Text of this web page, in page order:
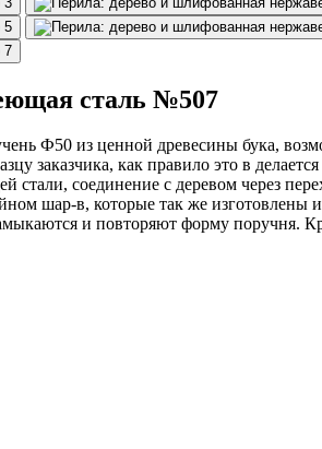
сталь №507
Ф50 из ценной древесины бука,
заказчика, как правило это в
соединение с деревом через
шар-в, которые так же
и повторяют форму поручня.